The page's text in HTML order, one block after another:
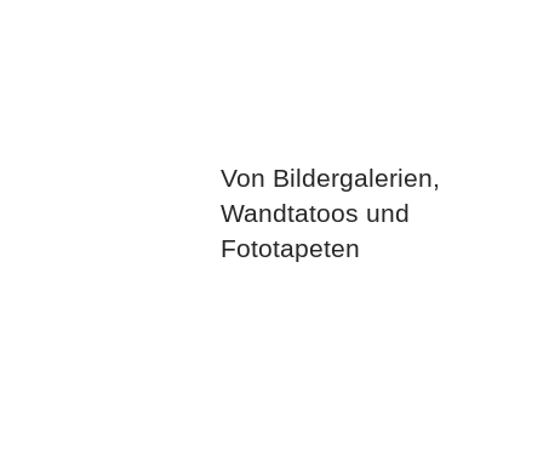
Von Bildergalerien,
Wandtatoos und
Fototapeten